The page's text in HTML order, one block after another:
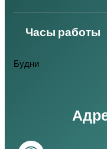
Часы работы
Будни